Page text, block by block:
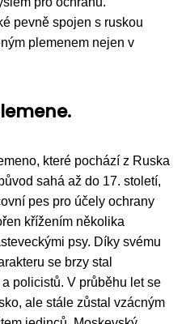
pevně spojen s ruskou
plemenem nejen v
které pochází z Ruska
sahá až do 17. století,
pes pro účely ochrany
křížením několika
psy. Díky svému
se brzy stal
policistů. V průběhu let se
ale stále zůstal vzácným